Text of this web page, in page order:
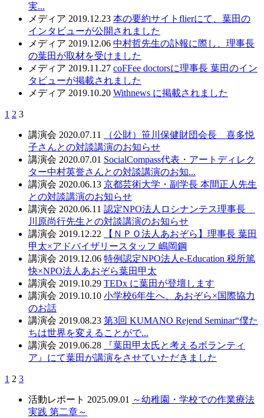
実...
メディア 2019.12.23 本の要約サイトflierにて、葉田の
インタビューが公開されました
メディア 2019.12.06 中村哲先生の訃報に際し、理事長
の葉田が取材を受けました
メディア 2019.11.27 coFFee doctorsに理事長 葉田のイン
タビューが掲載されました
メディア 2019.10.20 Withnews に掲載されました
1 2 3
講演会 2020.07.11
（公財）笹川保健財団会長 喜多悦
子さんとの対談講演のお知らせ
講演会 2020.07.01 SocialCompass代表・アートディレク
ター中村英誉さんとの対談講演のお知...
講演会 2020.06.13 京都芸術大学・副学長 本間正人先生
との対談講演のお知らせ
講演会 2020.06.11 認定NPO法人ロシナンテス理事長
川原尚行先生との対談講演のお知らせ
講演会 2019.12.22
【ＮＰＯ法人あおぞら】理事長 葉田
甲太×アドバイザリースタッフ 嶋岡鋼
講演会 2019.12.06 特例認定NPO法人e-Education 税所篤
快×NPO法人あおぞら葉田甲太
講演会 2019.10.29 TEDx に葉田が登壇します
講演会 2019.10.10 小学校6年生へ、あおぞら×国際協力
のお話
講演会 2019.08.23 第3回 KUMANO Rejend Seminar“僕た
ちは世界を変えることがで...
講演会 2019.06.28
『葉田甲太氏と考えるボランティ
ア』にて葉田が講演をさせていただきました
1 2 3
活動レポート 2025.09.01 ～幼稚園・学校での作業療法
実践 第二章～